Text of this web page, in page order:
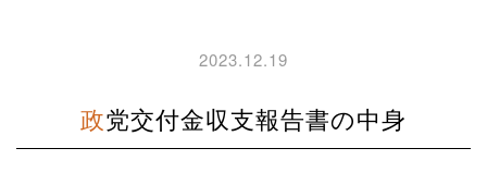
2023.12.19
政党交付金収支報告書の中身